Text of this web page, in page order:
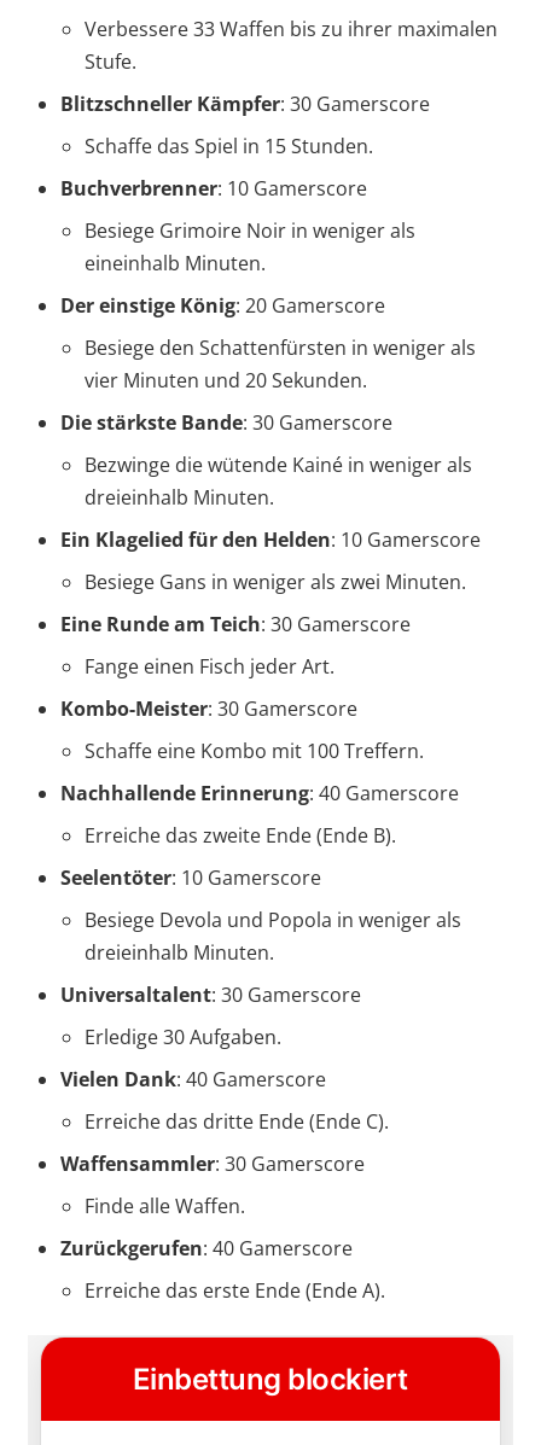
Verbessere 33 Waffen bis zu ihrer maximalen
Stufe.
Blitzschneller Kämpfer: 30 Gamerscore
Schaffe das Spiel in 15 Stunden.
Buchverbrenner: 10 Gamerscore
Besiege Grimoire Noir in weniger als
eineinhalb Minuten.
Der einstige König: 20 Gamerscore
Besiege den Schattenfürsten in weniger als
vier Minuten und 20 Sekunden.
Die stärkste Bande: 30 Gamerscore
Bezwinge die wütende Kainé in weniger als
dreieinhalb Minuten.
Ein Klagelied für den Helden: 10 Gamerscore
Besiege Gans in weniger als zwei Minuten.
Eine Runde am Teich: 30 Gamerscore
Fange einen Fisch jeder Art.
Kombo-Meister: 30 Gamerscore
Schaffe eine Kombo mit 100 Treffern.
Nachhallende Erinnerung: 40 Gamerscore
Erreiche das zweite Ende (Ende B).
Seelentöter: 10 Gamerscore
Besiege Devola und Popola in weniger als
dreieinhalb Minuten.
Universaltalent: 30 Gamerscore
Erledige 30 Aufgaben.
Vielen Dank: 40 Gamerscore
Erreiche das dritte Ende (Ende C).
Waffensammler: 30 Gamerscore
Finde alle Waffen.
Zurückgerufen: 40 Gamerscore
Erreiche das erste Ende (Ende A).